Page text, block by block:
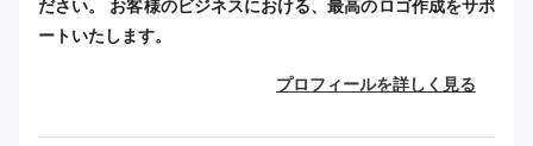
ートいたします。
プロフィールを詳しく見る